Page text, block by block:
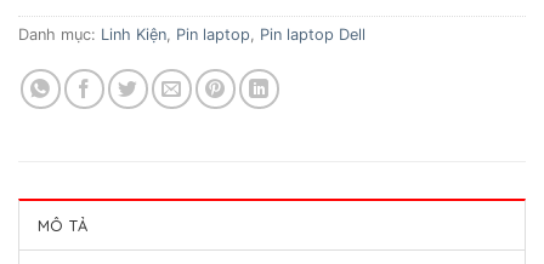
Danh mục: Linh Kiện, Pin laptop, Pin laptop Dell
MÔ TẢ